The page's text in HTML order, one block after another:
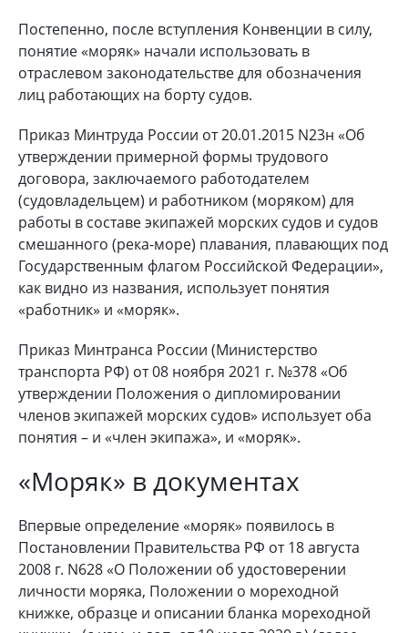
Постепенно, после вступления Конвенции в силу,
понятие «моряк» начали использовать в
отраслевом законодательстве для обозначения
лиц работающих на борту судов.
Приказ Минтруда России от 20.01.2015 N23н «Об
утверждении примерной формы трудового
договора, заключаемого работодателем
(судовладельцем) и работником (моряком) для
работы в составе экипажей морских судов и судов
смешанного (река-море) плавания, плавающих под
Государственным флагом Российской Федерации»,
как видно из названия, использует понятия
«работник» и «моряк».
Приказ Минтранса России (Министерство
транспорта РФ) от 08 ноября 2021 г. №378 «Об
утверждении Положения о дипломировании
членов экипажей морских судов» использует оба
понятия – и «член экипажа», и «моряк».
«Моряк» в документах
Впервые определение «моряк» появилось в
Постановлении Правительства РФ от 18 августа
2008 г. N628 «О Положении об удостоверении
личности моряка, Положении о мореходной
книжке, образце и описании бланка мореходной